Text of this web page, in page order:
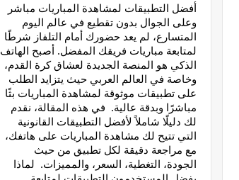
أفضل التطبيقات لمشاهدة المباريات مباشر
وعلى الجوال بدون تقطيع في عالم اليوم
المتسارع، لم يعد حضورك أمام التلفاز شرطًا
لمتابعة مباريات فريقك المفضل. أصبح الهاتف
الذكي هو المنصة الجديدة لعشاق كرة القدم،
وخاصة في العالم العربي حيث يتزايد الطلب
على تطبيقات موثوقة لمشاهدة المباريات بثًا
مباشرًا وبدقة عالية. في هذه المقالة، نقدم
لك دليلًا شاملاً لأفضل التطبيقات القانونية
التي تتيح لك مشاهدة المباريات على هاتفك،
مع مراجعة دقيقة لكل تطبيق من حيث
الجودة، التغطية، السعر، والمميزات. لماذا